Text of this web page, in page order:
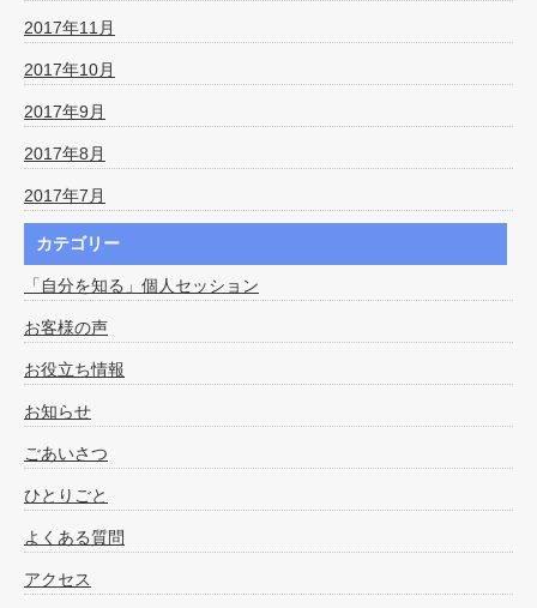
2017年11月
2017年10月
2017年9月
2017年8月
2017年7月
カテゴリー
「自分を知る」個人セッション
お客様の声
お役立ち情報
お知らせ
ごあいさつ
ひとりごと
よくある質問
アクセス